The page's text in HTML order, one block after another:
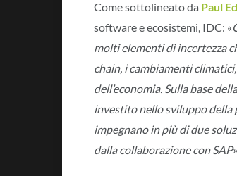
Come sottolineato da Paul
software e ecosistemi, IDC: «
molti elementi di incertezza
chain, i cambiamenti
dell’economia. Sulla base
investito nello sviluppo
impegnano in più di due
dalla collaborazione con SAP».